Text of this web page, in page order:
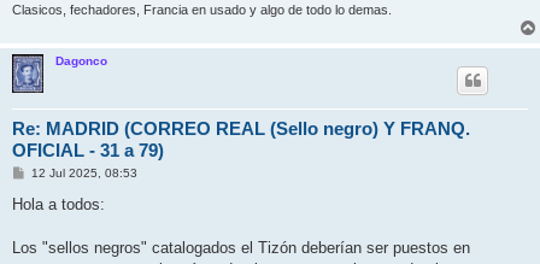
Clasicos, fechadores, Francia en usado y algo de todo lo demas.
Dagonco
Re: MADRID (CORREO REAL (Sello negro) Y FRANQ.
OFICIAL - 31 a 79)
M
n
j
12 Jul 2025, 08:53
Hola a todos:
Los "sellos negros" catalogados el Tizón deberían ser puestos en